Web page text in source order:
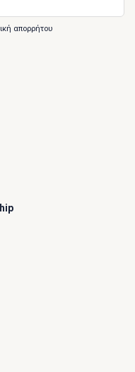
απορρήτου